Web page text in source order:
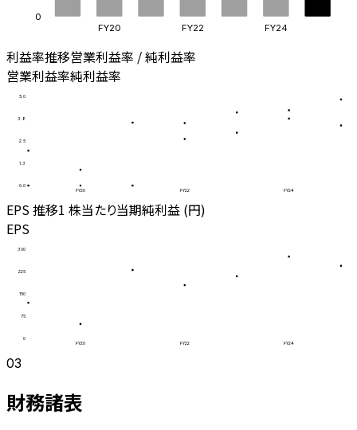
0
FY20 FY22 FY24
利益率推移営業利益率 / 純利益率
営業利益率純利益率
0.0
1.3
2.5
3.8
5.0
FY20 FY22 FY24
EPS 推移1 株当たり当期純利益 (円)
EPS
0
75
150
225
300
FY20 FY22 FY24
03
財務諸表